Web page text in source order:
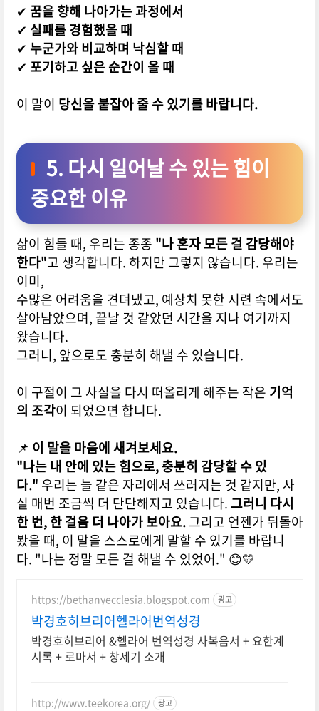
✔ 꿈을 향해 나아가는 과정에서
✔ 실패를 경험했을 때
✔ 누군가와 비교하며 낙심할 때
✔ 포기하고 싶은 순간이 올 때
이 말이 당신을 붙잡아 줄 수 있기를 바랍니다.
5. 다시 일어날 수 있는 힘이
중요한 이유
삶이 힘들 때, 우리는 종종 "나 혼자 모든 걸 감당해야
한다"고 생각합니다.하지만 그렇지 않습니다. 우리는
이미,
수많은 어려움을 견뎌냈고, 예상치 못한 시련 속에서도
살아남았으며, 끝날 것 같았던 시간을 지나 여기까지
왔습니다.
그러니, 앞으로도 충분히 해낼 수 있습니다.
이 구절이 그 사실을 다시 떠올리게 해주는 작은 기억
의 조각이 되었으면 합니다.
📌 이 말을 마음에 새겨보세요.
"나는 내 안에 있는 힘으로, 충분히 감당할 수 있
다." 우리는 늘 같은 자리에서 쓰러지는 것 같지만, 사
실 매번 조금씩 더 단단해지고 있습니다. 그러니 다시
한 번, 한 걸음 더 나아가 보아요.그리고 언젠가 뒤돌아
봤을 때, 이 말을 스스로에게 말할 수 있기를 바랍니
다. "나는 정말 모든 걸 해낼 수 있었어." 😊💛
https://bethanyecclesia.blogspot.com 광고
박경호히브리어헬라어번역성경
박경호히브리어 &헬라어 번역성경 사복음서 + 요한계
시록 + 로마서 + 창세기 소개
http://www.teekorea.org/ 광고